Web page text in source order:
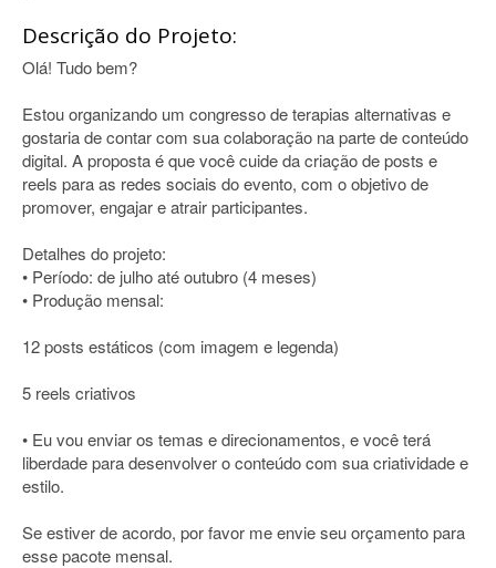
Descrição do Projeto:
Olá! Tudo bem?
Estou organizando um congresso de terapias alternativas e
gostaria de contar com sua colaboração na parte de conteúdo
digital. A proposta é que você cuide da criação de posts e
reels para as redes sociais do evento, com o objetivo de
promover, engajar e atrair participantes.
Detalhes do projeto:
• Período: de julho até outubro (4 meses)
• Produção mensal:
12 posts estáticos (com imagem e legenda)
5 reels criativos
• Eu vou enviar os temas e direcionamentos, e você terá
liberdade para desenvolver o conteúdo com sua criatividade e
estilo.
Se estiver de acordo, por favor me envie seu orçamento para
esse pacote mensal.